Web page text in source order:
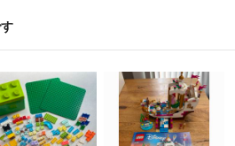
っております。
っておりません
で、在庫がある場合ございます。コメント